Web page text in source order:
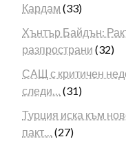
Кардам (33)
Хънтър Байдън:
разпространи (32)
САЩ с критичен
следи…
(31)
Турция иска към
пакт…
(27)